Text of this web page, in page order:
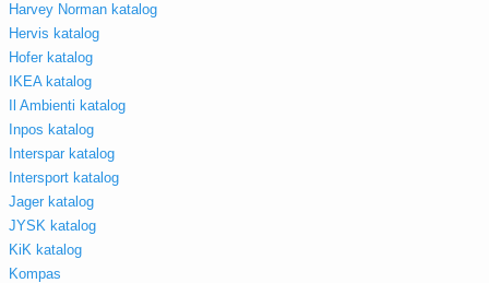
Harvey Norman katalog
Hervis katalog
Hofer katalog
IKEA katalog
Il Ambienti katalog
Inpos katalog
Interspar katalog
Intersport katalog
Jager katalog
JYSK katalog
KiK katalog
Kompas